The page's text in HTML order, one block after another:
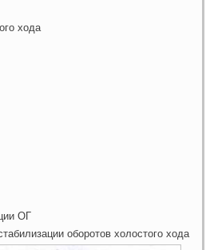
хода
ОГ
оборотов холостого хода